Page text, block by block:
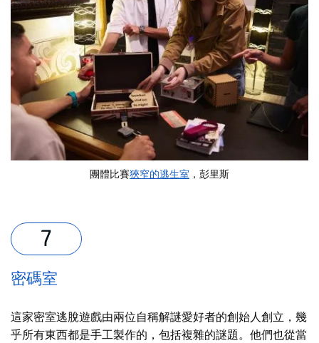
團體比賽狹窄的逃生室 ，彭里斯
密碼室
這家密室逃脫遊戲由兩位自稱解謎愛好者的創始人創立，幾
乎所有東西都是手工製作的，包括複雜的謎題。他們也從當